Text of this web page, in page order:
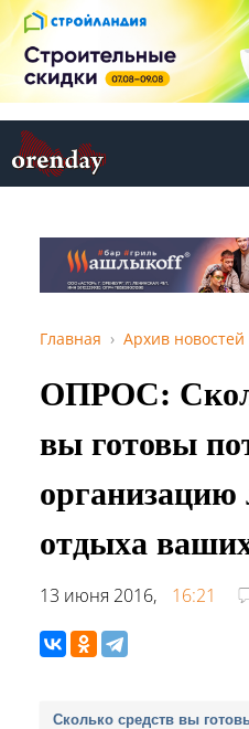
Главная Архив новостей
ОПРОС:
вы готовы
организацию
отдыха
13 июня 2016, 16:21
Сколько средств вы